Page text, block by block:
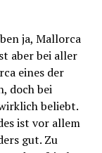
ja, Mallorca
aber bei aller
eines der
doch bei
beliebt.
ist vor allem
gut. Zu